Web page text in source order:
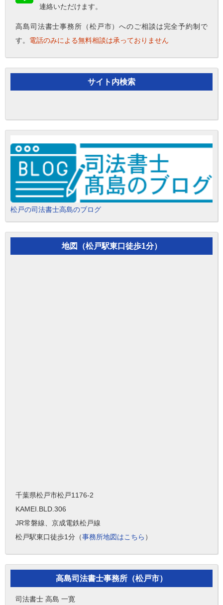
連絡いただけます。
高島司法書士事務所（松戸市）へのご相談は完全予約制で
す。 電話のみによる無料相談は承っておりません
サイト内検索
松戸の司法書士高島のブログ
地図（松戸駅東口徒歩1分）
千葉県松戸市松戸1176-2
KAMEI.BLD.306
JR常磐線、京成電鉄松戸線
松戸駅東口徒歩1分（事務所地図はこちら ）
高島司法書士事務所（松戸市）
司法書士 高島 一寛